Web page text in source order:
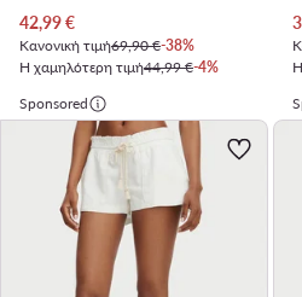
Τρέχουσα τιμή
42,99€
Κανονική τιμή69,90 €-38%
Η χαμηλότερη τιμή44,99 €-4%
Sponsored